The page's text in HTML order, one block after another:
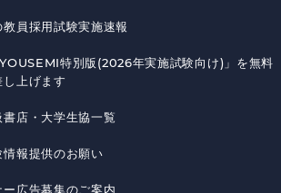
教員採用試験実施速報
特別版(2026年実施試験向け)」を無料
し上げます
書店・大学生協一覧
情報提供のお願い
ー広告募集のご案内